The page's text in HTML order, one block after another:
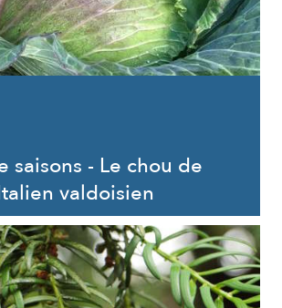
saisons - Le chou de
valdoisien